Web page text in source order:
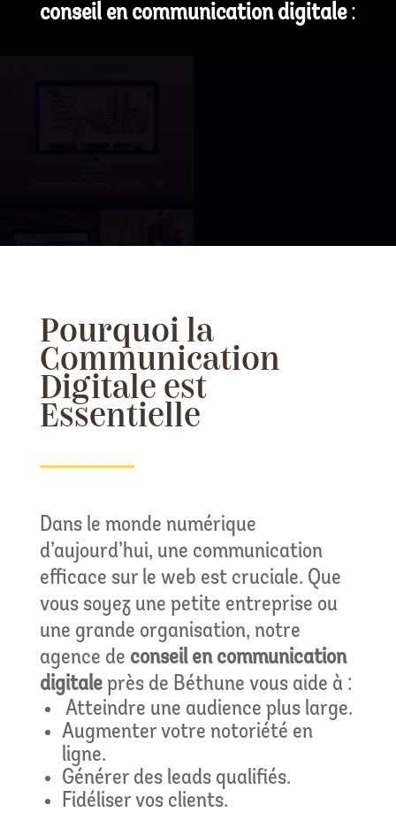
conseil en communication digitale:
Pourquoi la
Communication
Digitale est
Essentielle
Dans le monde numérique
d’aujourd’hui, une communication
efficace sur le web est cruciale. Que
vous soyez une petite entreprise ou
une grande organisation, notre
agence de conseil en communication
digitaleprès de Béthune vous aide à :
Atteindre une audience plus large.
Augmenter votre notoriété en
ligne.
Générer des leads qualifiés.
Fidéliser vos clients.